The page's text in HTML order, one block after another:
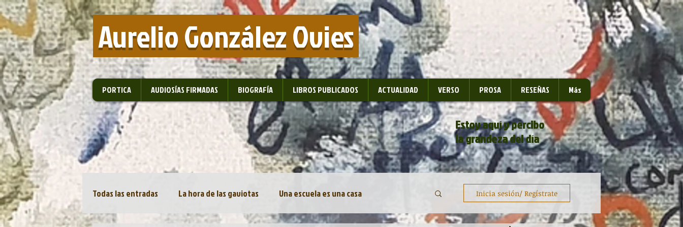
​ Aurelio González Ovies
PORTICA AUDIOSÍAS FIRMADAS BIOGRAFÍA LIBROS PUBLICADOS ACTUALIDAD VERSO PROSA RESEÑAS Más
Estoy aquí y percibo
la grandeza del día
Todas las entradas La hora de las gaviotas Una escuela es una casa Inicia sesión/ Regístrate